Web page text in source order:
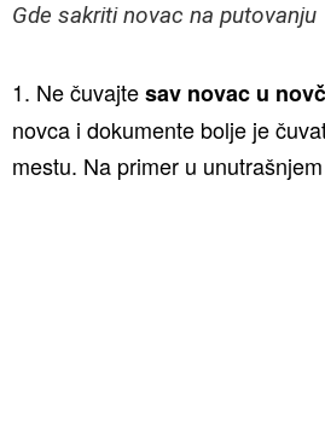
Gde sakriti novac na putovanju
1. Ne čuvajtesav novac u
novca i dokumente bolje je
mestu. Na primer u